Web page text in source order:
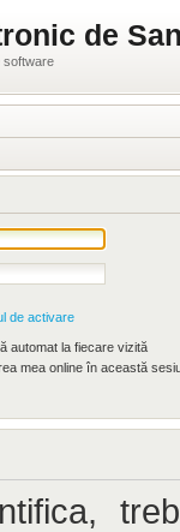
de
software
de activare
automat la fiecare vizită
mea online în această